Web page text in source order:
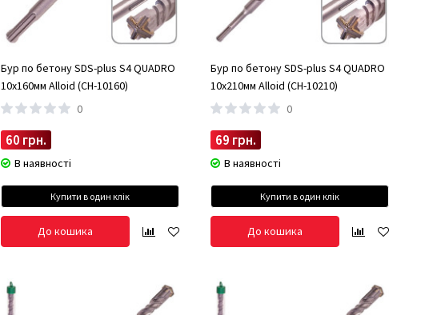
Бур по бетону SDS-plus S4 QUADRO
10x160мм Alloid (CH-10160)
0
60 грн.
В наявності
Купити в один клік
До кошика
Бур по бетону SDS-plus S4 QUADRO
10x210мм Alloid (CH-10210)
0
69 грн.
В наявності
Купити в один клік
До кошика